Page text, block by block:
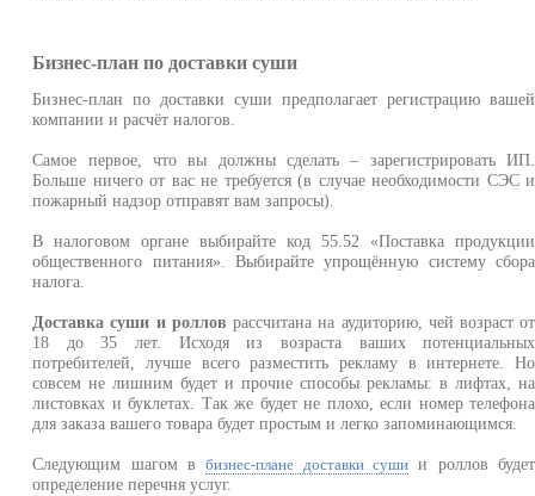
Бизнес-план по доставки суши
Бизнес-план по доставки суши предполагает регистрацию вашей
компании и расчёт налогов.
Самое первое, что вы должны сделать – зарегистрировать ИП.
Больше ничего от вас не требуется (в случае необходимости СЭС и
пожарный надзор отправят вам запросы).
В налоговом органе выбирайте код 55.52 «Поставка продукции
общественного питания». Выбирайте упрощённую систему сбора
налога.
Доставка суши и роллов рассчитана на аудиторию, чей возраст от
18 до 35 лет. Исходя из возраста ваших потенциальных
потребителей, лучше всего разместить рекламу в интернете. Но
совсем не лишним будет и прочие способы рекламы: в лифтах, на
листовках и буклетах. Так же будет не плохо, если номер телефона
для заказа вашего товара будет простым и легко запоминающимся.
Следующим шагом вбизнес-плане доставки суши и роллов будет
определение перечня услуг.